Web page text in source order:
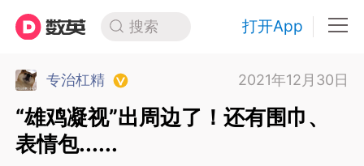
搜索 打开App
专治杠精 2021年12月30日
“雄鸡凝视”出周边了！还有围巾、
表情包......